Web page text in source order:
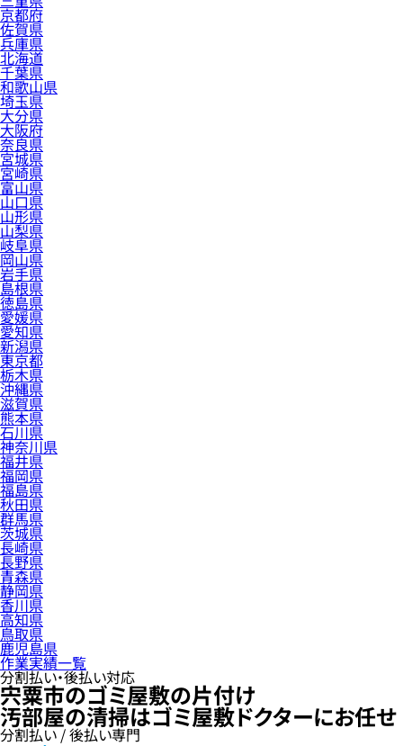
京都府
佐賀県
兵庫県
北海道
千葉県
和歌山県
埼玉県
大分県
大阪府
奈良県
宮城県
宮崎県
富山県
山口県
山形県
山梨県
岐阜県
岡山県
岩手県
島根県
徳島県
愛媛県
愛知県
新潟県
東京都
栃木県
沖縄県
滋賀県
熊本県
石川県
神奈川県
福井県
福岡県
福島県
秋田県
群馬県
茨城県
長崎県
長野県
青森県
静岡県
香川県
高知県
鳥取県
鹿児島県
作業実績一覧
分割払い・後払い対応
宍粟市のゴミ屋敷の片付け
汚部屋の清掃はゴミ屋敷ドクターにお任せ
分割払い / 後払い専門